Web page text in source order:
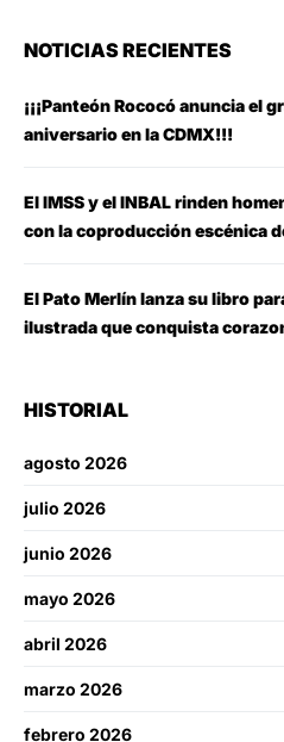
NOTICIAS RECIENTES
¡¡¡Panteón Rococó anuncia el
aniversario en la CDMX!!!
El IMSS y el INBAL rinden
con la coproducción escénica
El Pato Merlín lanza su libro
ilustrada que conquista
HISTORIAL
agosto 2026
julio 2026
junio 2026
mayo 2026
abril 2026
marzo 2026
febrero 2026